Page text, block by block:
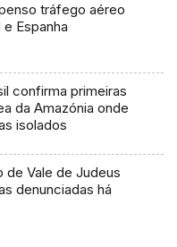
tráfego aéreo
Espanha
confirma primeiras
da Amazónia onde
isolados
de Vale de Judeus
denunciadas há